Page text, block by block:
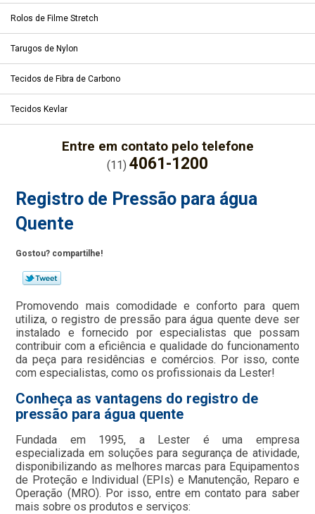
Rolos de Filme Stretch
Tarugos de Nylon
Tecidos de Fibra de Carbono
Tecidos Kevlar
Entre em contato pelo telefone
(11) 4061-1200
Registro de Pressão para água
Quente
Gostou? compartilhe!
Promovendo mais comodidade e conforto para quem
utiliza, o registro de pressão para água quente deve ser
instalado e fornecido por especialistas que possam
contribuir com a eficiência e qualidade do funcionamento
da peça para residências e comércios. Por isso, conte
com especialistas, como os profissionais da Lester!
Conheça as vantagens do registro de
pressão para água quente
Fundada em 1995, a Lester é uma empresa
especializada em soluções para segurança de atividade,
disponibilizando as melhores marcas para Equipamentos
de Proteção e Individual (EPIs) e Manutenção, Reparo e
Operação (MRO). Por isso, entre em contato para saber
mais sobre os produtos e serviços: